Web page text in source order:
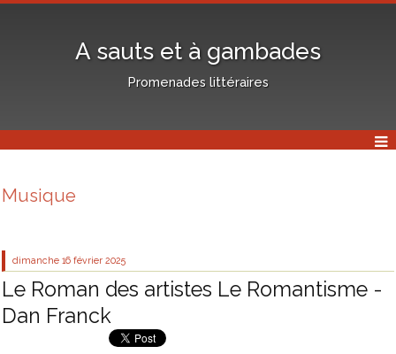
A sauts et à gambades
Promenades littéraires
Musique
dimanche 16 février 2025
Le Roman des artistes Le Romantisme -
Dan Franck